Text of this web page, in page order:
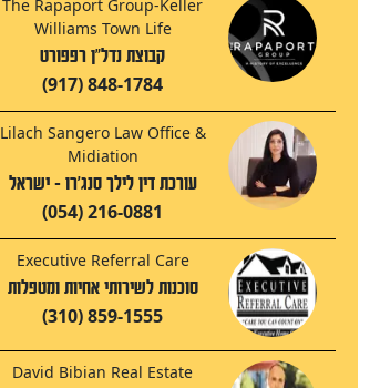
The Rapaport Group-Keller
Williams Town Life
קבוצת נדל"ן רפפורט
(917) 848-1784
Lilach Sangero Law Office &
Midiation
עורכת דין לילך סנג'רו - ישראל
(054) 216-0881
Executive Referral Care
סוכנות לשירותי אחיות ומטפלות
(310) 859-1555
David Bibian Real Estate